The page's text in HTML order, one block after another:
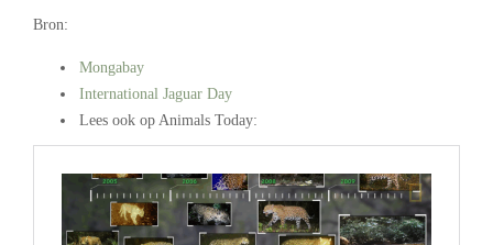
Bron:
Mongabay
International Jaguar Day
Lees ook op Animals Today: